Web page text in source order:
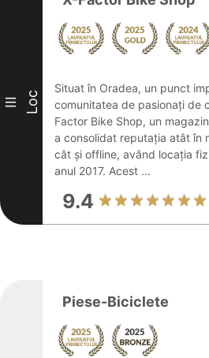
III Loc
Situat în Oradea, un punct
comunitatea de pasionați de
Factor Bike Shop, un
a consolidat reputația atât în
cât și offline, având locația
anul 2017. Acest ...
9.4
Piese-Biciclete